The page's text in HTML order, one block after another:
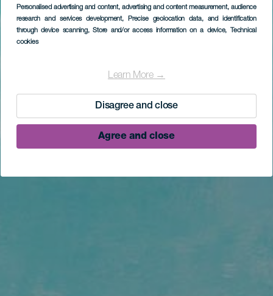
Personalised advertising and content, advertising and content measurement, audience
research and services development, Precise geolocation data, and identification
through device scanning, Store and/or access information on a device, Technical
cookies
Learn More →
Disagree and close
Agree and close